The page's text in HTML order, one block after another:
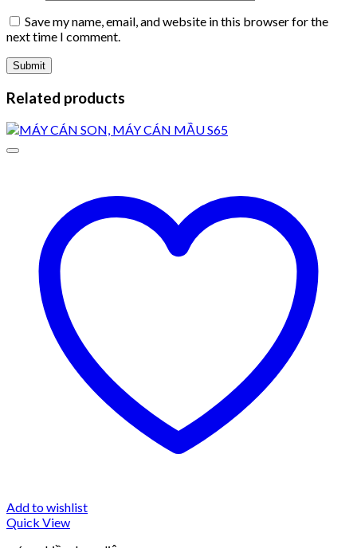
Save my name, email, and website in this browser for the
next time I comment.
Related products
Add to wishlist
Quick View